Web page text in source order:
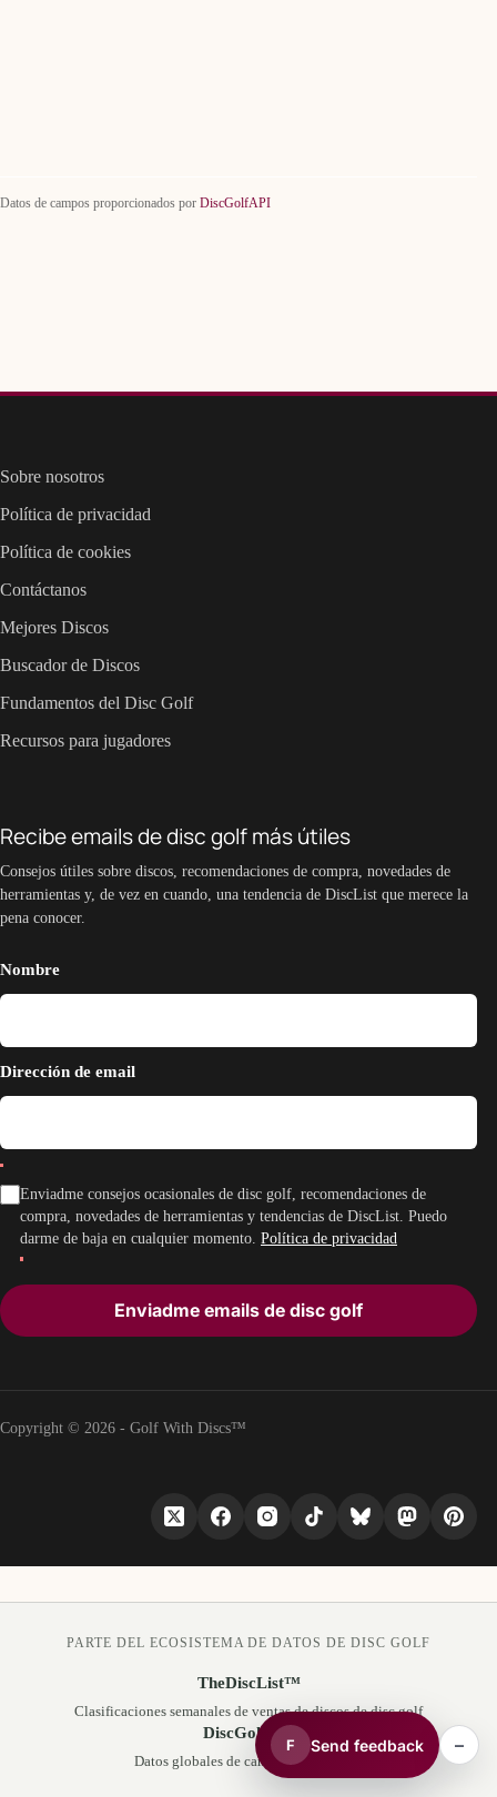
Datos de campos proporcionados por DiscGolfAPI
Sobre nosotros
Política de privacidad
Política de cookies
Contáctanos
Mejores Discos
Buscador de Discos
Fundamentos del Disc Golf
Recursos para jugadores
Recibe emails de disc golf más útiles
Consejos útiles sobre discos, recomendaciones de compra, novedades de
herramientas y, de vez en cuando, una tendencia de DiscList que merece la
pena conocer.
Nombre
Dirección de email
Enviadme consejos ocasionales de disc golf, recomendaciones de
compra, novedades de herramientas y tendencias de DiscList. Puedo
darme de baja en cualquier momento. Política de privacidad
Enviadme emails de disc golf
Copyright © 2026 - Golf With Discs™
F Send feedback –
PARTE DEL ECOSISTEMA DE DATOS DE DISC GOLF
TheDiscList™
Clasificaciones semanales de ventas de discos de disc golf
DiscGolfAPI
Datos globales de campos de disc golf